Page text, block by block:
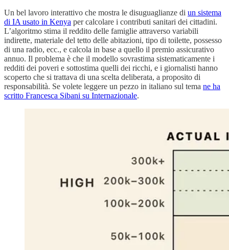
Un bel lavoro interattivo che mostra le disuguaglianze di un sistema
di IA usato in Kenya per calcolare i contributi sanitari dei cittadini.
L’algoritmo stima il reddito delle famiglie attraverso variabili
indirette, materiale del tetto delle abitazioni, tipo di toilette, possesso
di una radio, ecc., e calcola in base a quello il premio assicurativo
annuo. Il problema è che il modello sovrastima sistematicamente i
redditi dei poveri e sottostima quelli dei ricchi, e i giornalisti hanno
scoperto che si trattava di una scelta deliberata, a proposito di
responsabilità. Se volete leggere un pezzo in italiano sul tema ne ha
scritto Francesca Sibani su Internazionale.